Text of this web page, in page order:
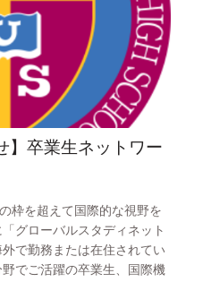
】卒業生ネットワー
枠を超えて国際的な視野を
グローバルスタディネット
で勤務または在住されてい
でご活躍の卒業生、国際機